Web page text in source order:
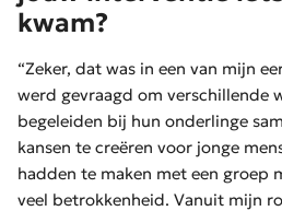
kwam?
“Zeker, dat was in een van mijn
werd gevraagd om verschillende
begeleiden bij hun onderlinge
kansen te creëren voor jonge
hadden te maken met een groep
veel betrokkenheid. Vanuit mijn